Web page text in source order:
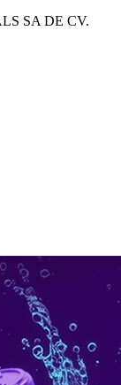
SA DE CV.